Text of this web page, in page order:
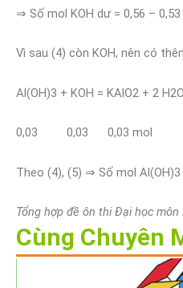
⇒ Số mol KOH dư = 0,56 –
Vì sau (4) còn KOH, nên có
Al(OH)3 + KOH = KAlO2 + 2
0,03 0,03 0,03 mol
Theo (4), (5) ⇒ Số mol
Tổng hợp đề ôn thi Đại học môn
Cùng Chuyên